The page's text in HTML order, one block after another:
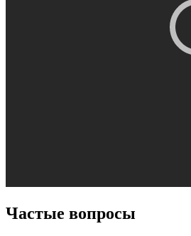
Частые вопросы